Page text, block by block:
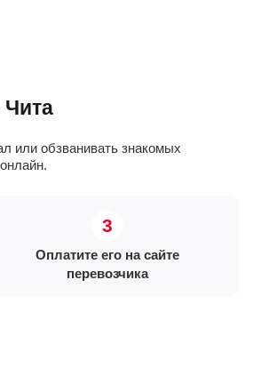
Чита
или обзванивать знакомых
Оплатите его на сайте
перевозчика